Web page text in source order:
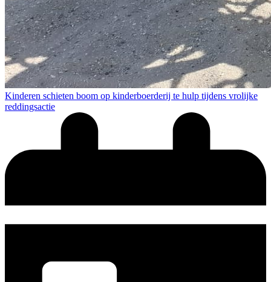
Kinderen schieten boom op kinderboerderij te hulp tijdens vrolijke
reddingsactie